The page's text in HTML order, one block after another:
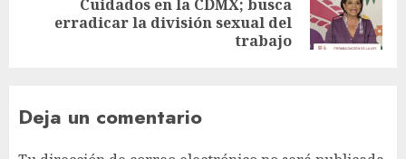
Cuidados en la CDMX; busca
erradicar la división sexual del
trabajo
Deja un comentario